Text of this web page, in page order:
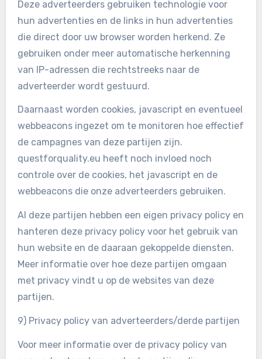
Deze adverteerders gebruiken technologie voor
hun advertenties en de links in hun advertenties
die direct door uw browser worden herkend. Ze
gebruiken onder meer automatische herkenning
van IP-adressen die rechtstreeks naar de
adverteerder wordt gestuurd.
Daarnaast worden cookies, javascript en eventueel
webbeacons ingezet om te monitoren hoe effectief
de campagnes van deze partijen zijn.
questforquality.eu heeft noch invloed noch
controle over de cookies, het javascript en de
webbeacons die onze adverteerders gebruiken.
Al deze partijen hebben een eigen privacy policy en
hanteren deze privacy policy voor het gebruik van
hun website en de daaraan gekoppelde diensten.
Meer informatie over hoe deze partijen omgaan
met privacy vindt u op de websites van deze
partijen.
9) Privacy policy van adverteerders/derde partijen
Voor meer informatie over de privacy policy van